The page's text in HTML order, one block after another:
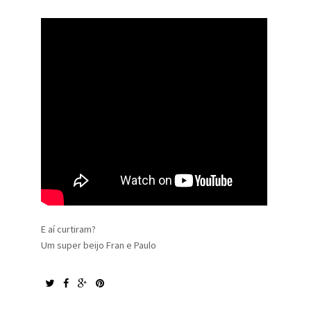
E aí curtiram?
Um super beijo Fran e Paulo